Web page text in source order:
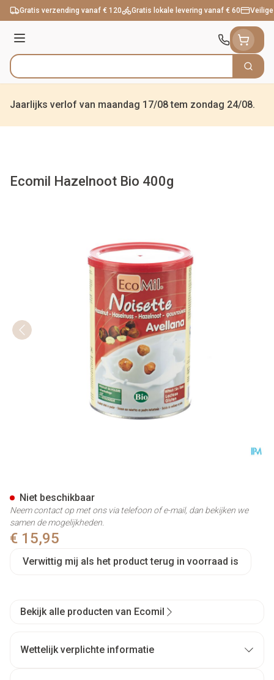
Ga naar de inhoud
Gratis verzending vanaf € 120 Gratis lokale levering vanaf € 60
Menu
Product, merk, categorie... Zoek
Jaarlijks verlof van maandag 17/08 tem zondag 24/08.
Ecomil Hazelnoot Bio 400g
€ 15,95
Verwittig mij als het product terug in voorraad is
Niet beschikbaar
Neem contact op met ons via telefoon of e-mail, dan bekijken we
samen de mogelijkheden.
Bekijk alle producten van Ecomil
Wettelijk verplichte informatie